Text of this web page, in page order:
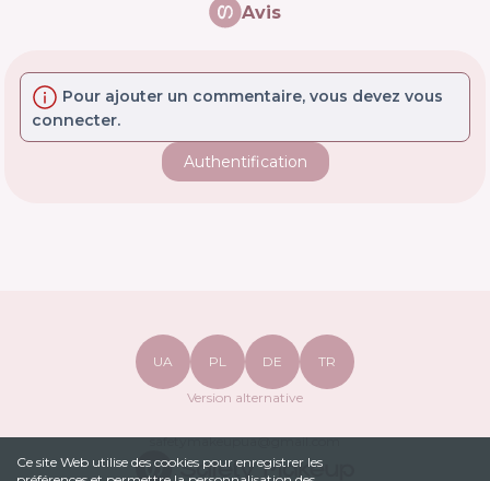
Ce site Web utilise des cookies pour enregistrer les
Avis
Pour ajouter un commentaire, vous devez vous
connecter.
Authentification
UA PL DE TR
Version alternative
safetymakeupua@gmail.com